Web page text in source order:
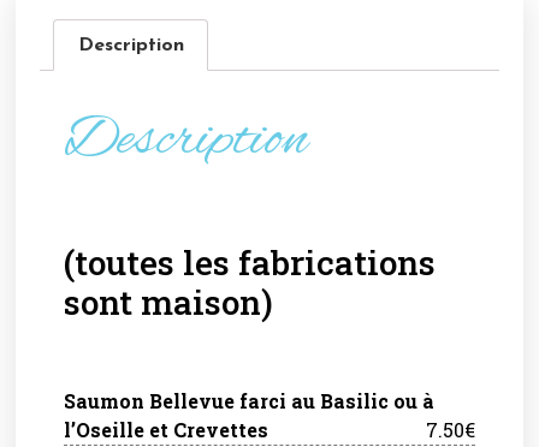
Description
Description
(toutes les fabrications
sont maison)
Saumon Bellevue farci au Basilic ou à
l’Oseille et Crevettes
7.50€